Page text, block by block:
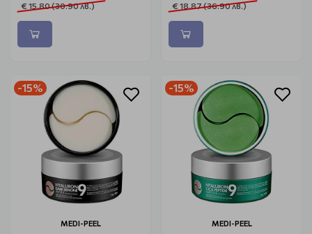
€ 15.80 (30.90 лв.) € 18.87 (36.90 лв.)
-15%
MEDI-PEEL
-15%
MEDI-PEEL